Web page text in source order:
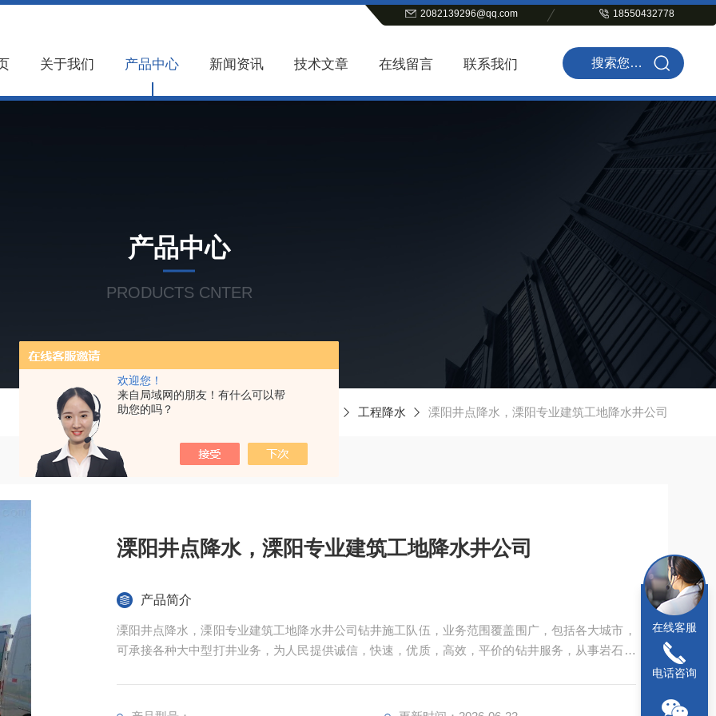
欢迎您！
来自局域网的朋友！有什么可以帮
助您的吗？
2082139296@qq.com 18550432778
关于我们 产品中心 新闻资讯 技术文章 在线留言 联系我们
产品中心
PRODUCTS CNTER
当前位置： 工程降水 溧阳井点降水，溧阳专业建筑工地降水井公司
溧阳井点降水，溧阳专业建筑工地降水井公司
产品简介
溧阳井点降水，溧阳专业建筑工地降水井公司钻井施工队伍，业务范围覆盖围广，包括各大城市，
可承接各种大中型打井业务，为人民提供诚信，快速，优质，高效，平价的钻井服务，从事岩石深
在线客服
电话咨询